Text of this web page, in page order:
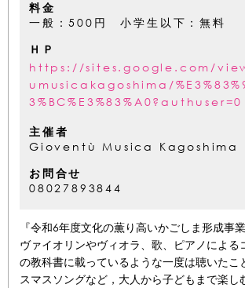
料金
一般：500円 小学生以下：無料
ＨＰ
https://sites.google.com/
umusicakagoshima/
3%BC%E3%83%A0?authuser=0
主催者
Gioventù Musica Kagoshima
お問合せ
08027893844
『令和6年度文化の薫り高いかごしま形成事
ヴァイオリンやヴィオラ、歌、ピアノによる
の教科書に載っているような⼀度は聴いたこ
スマスソングなど，⼤⼈から⼦どもまで楽し